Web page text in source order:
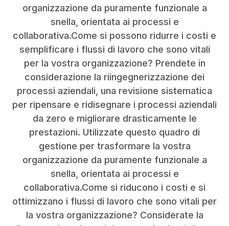
organizzazione da puramente funzionale a
snella, orientata ai processi e
collaborativa.Come si possono ridurre i costi e
semplificare i flussi di lavoro che sono vitali
per la vostra organizzazione? Prendete in
considerazione la riingegnerizzazione dei
processi aziendali, una revisione sistematica
per ripensare e ridisegnare i processi aziendali
da zero e migliorare drasticamente le
prestazioni. Utilizzate questo quadro di
gestione per trasformare la vostra
organizzazione da puramente funzionale a
snella, orientata ai processi e
collaborativa.Come si riducono i costi e si
ottimizzano i flussi di lavoro che sono vitali per
la vostra organizzazione? Considerate la